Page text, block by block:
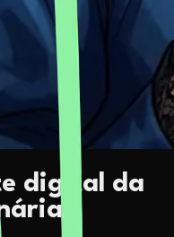
digital da